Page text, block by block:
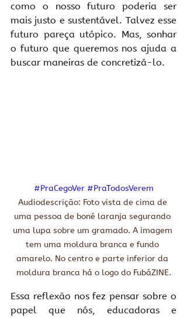
como o nosso futuro poderia ser
mais justo e sustentável. Talvez esse
futuro pareça utópico. Mas, sonhar
o futuro que queremos nos ajuda a
buscar maneiras de concretizá-lo.
#PraCegoVer #PraTodosVerem
Audiodescrição: Foto vista de cima de
uma pessoa de boné laranja segurando
uma lupa sobre um gramado. A imagem
tem uma moldura branca e fundo
amarelo. No centro e parte inferior da
moldura branca há o logo do FubáZINE.
Essa reflexão nos fez pensar sobre o
papel que nós, educadoras e